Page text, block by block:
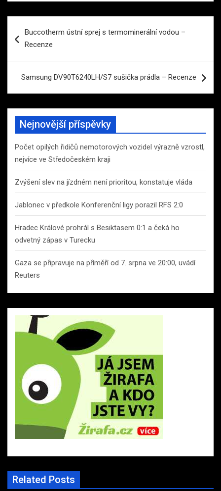
proBuccotherm ústní sprej s termominerální vodou –
Recenze
Samsung DV90T6240LH/S7 sušička prádla – Recenze
Nejnovější příspěvky
Počet opilých řidičů nemotorových vozidel výrazně vzrostl,
nejvíce ve Středočeském kraji
Zvýšení slev na jízdném není prioritou, konstatuje vláda
Jablonec v předkole Konferenční ligy porazil RFS 2:0
Hradec Králové prohrál s Besiktasem 0:1 a čeká ho
odvetný zápas v Turecku
Gaza se připravuje na příměří od 7. srpna ve 20:00, uvádí
Reuters
Related Posts